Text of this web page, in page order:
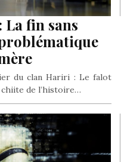
fin sans
du clan Hariri : Le falot
chiite de l’histoire…